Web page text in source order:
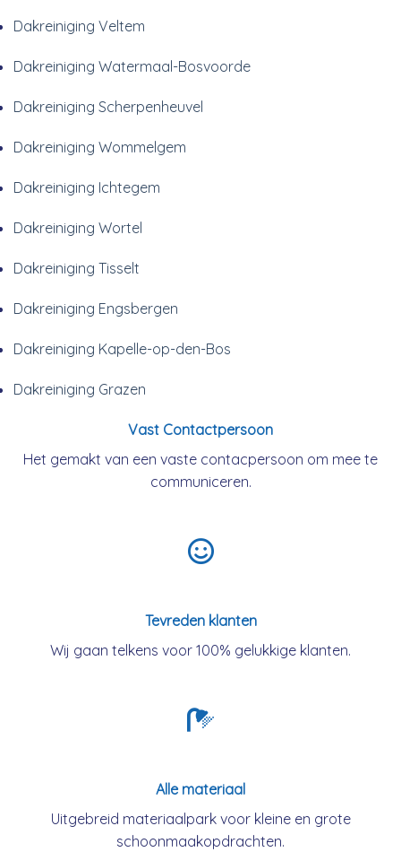
Dakreiniging Veltem
Dakreiniging Watermaal-Bosvoorde
Dakreiniging Scherpenheuvel
Dakreiniging Wommelgem
Dakreiniging Ichtegem
Dakreiniging Wortel
Dakreiniging Tisselt
Dakreiniging Engsbergen
Dakreiniging Kapelle-op-den-Bos
Dakreiniging Grazen
Vast Contactpersoon
Het gemakt van een vaste contacpersoon om mee te
communiceren.
Tevreden klanten
Wij gaan telkens voor 100% gelukkige klanten.
Alle materiaal
Uitgebreid materiaalpark voor kleine en grote
schoonmaakopdrachten.